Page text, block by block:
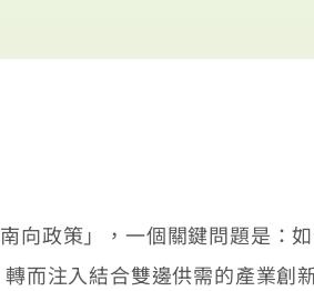
政策」，一個關鍵問題是：如
而注入結合雙邊供需的產業創